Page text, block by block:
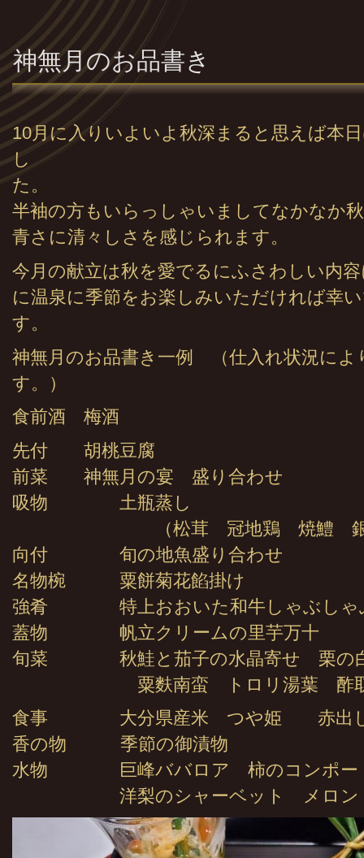
神無月のお品書き
10月に入りいよいよ秋深まると思えば本
し
半袖の方もいらっしゃいましてなかなか
青さに清々しさを感じられます。
今月の献立は秋を愛でるにふさわしい内
に温泉に季節をお楽しみいただければ幸
神無月のお品書き一例 （仕入れ状況によ
す。）
食前酒 梅酒
先付 胡桃豆腐
前菜 神無月の宴 盛り合わせ
吸物 土瓶蒸し
（松茸 冠地鶏 焼鱧 銀杏
向付 旬の地魚盛り合わせ
名物椀 粟餅菊花餡掛け
強肴 特上おおいた和牛しゃぶしゃ
蓋物 帆立クリームの里芋万十
旬菜 秋鮭と茄子の水晶寄せ 栗の
粟麩南蛮 トロリ湯葉 酢取
食事 大分県産米 つや姫 赤出
香の物 季節の御漬物
水物 巨峰ババロア 柿のコンポー
洋梨のシャーベット メロン